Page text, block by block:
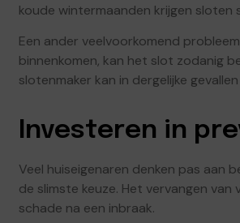
koude wintermaanden krijgen sloten
Een ander veelvoorkomend
binnenkomen, kan het slot zodanig
slotenmaker kan in dergelijke
Investeren in
Veel huiseigenaren denken pas aan
de slimste keuze. Het vervangen
schade na een inbraak.